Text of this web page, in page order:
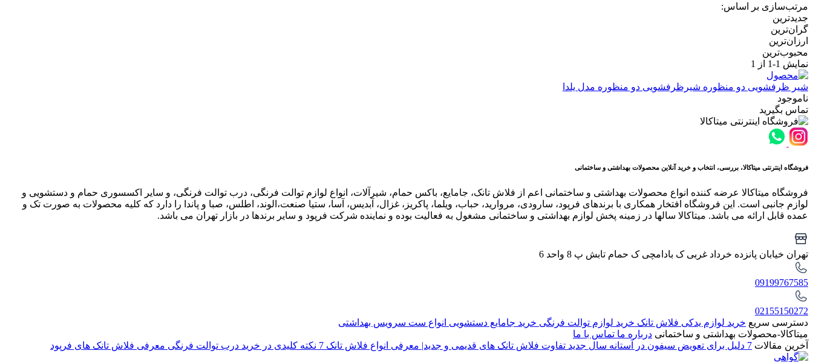
مرتب‌سازی بر اساس:
جدیدترین
گران‌ترین
ارزان‌ترین
محبوب‌ترین
نمایش 1-1 از 1
شیر ظرفشویی دو منظوره شیرظرفشویی دو منظوره مدل یلدا
ناموجود
تماس بگیرید
فروشگاه اینترنتی میتاکالا، بررسی، انتخاب و خرید آنلاین محصولات بهداشتی و ساختمانی
فروشگاه میتاکالا عرضه کننده انواع محصولات بهداشتی و ساختمانی اعم از فلاش تانک، جامایع، باکس حمام، شیرآلات، انواع لوازم توالت فرنگی، درب توالت فرنگی، و سایر اکسسوری حمام و دستشویی و
لوازم جانبی است. این فروشگاه افتخار همکاری با برندهای فرپود، سارودی، مروارید، حباب، ویلما، پاکریز، غزال، آبدیس، آسا، ستیا صنعت،الوند، اطلس، صبا و پاندا را دارد که کلیه محصولات به صورت تک و
عمده قابل ارائه می باشد. میتاکالا سالها در زمینه پخش لوازم بهداشتی و ساختمانی مشغول به فعالیت بوده و نماینده شرکت فرپود و سایر برندها در بازار تهران می باشد.
تهران خیابان پانزده خرداد غربی ک بادامچی ک حمام تابش پ 8 واحد 6
09199767585
02155150272
دسترسی سریع خرید لوازم یدکی فلاش تانک خرید لوازم توالت فرنگی خرید جامایع دستشویی انواع ست سرویس بهداشتی
میتاکالا-محصولات بهداشتی و ساختمانی درباره ما تماس با ما
آخرین مقالات 7 دلیل برای تعویض سیفون در آستانه سال جدید تفاوت فلاش تانک های قدیمی و جدید| معرفی انواع فلاش تانک 7 نکته کلیدی در خرید درب توالت فرنگی معرفی فلاش تانک های فرپود